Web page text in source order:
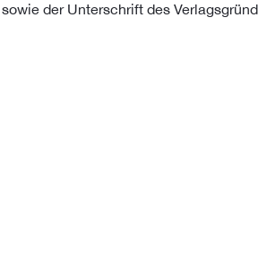
sowie der Unterschrift des